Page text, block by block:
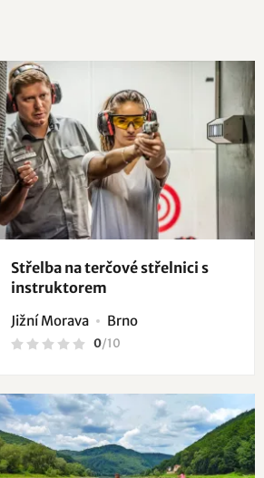
Střelba na terčové střelnici s
instruktorem
Jižní Morava Brno
0/10